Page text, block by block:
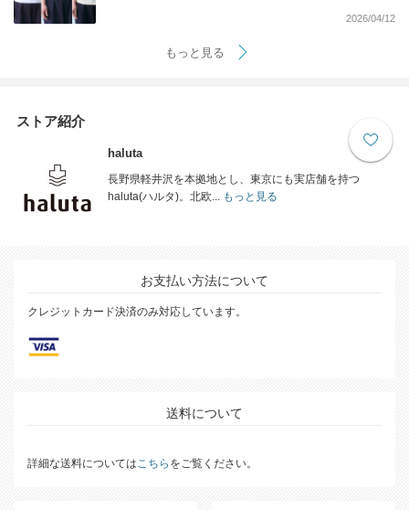
2026/04/12
もっと見る
ストア紹介
haluta
長野県軽井沢を本拠地とし、東京にも実店舗を持つ
haluta(ハルタ)。北欧...もっと見る
お支払い方法について
クレジットカード決済のみ対応しています。
送料について
詳細な送料についてはこちら をご覧ください。